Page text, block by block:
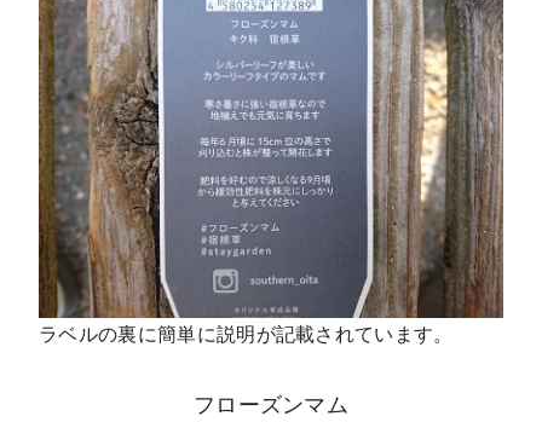
ラベルの裏に簡単に説明が記載されています。
フローズンマム